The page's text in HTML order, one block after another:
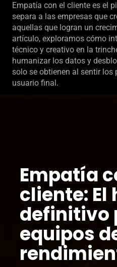
Empatía con el cliente es el
separa a las empresas que
aquellas que logran un
artículo, exploramos cómo
técnico y creativo en la
humanizar los datos y
solo se obtienen al sentir los
usuario final.
Empatía
cliente: El
definitivo
equipos